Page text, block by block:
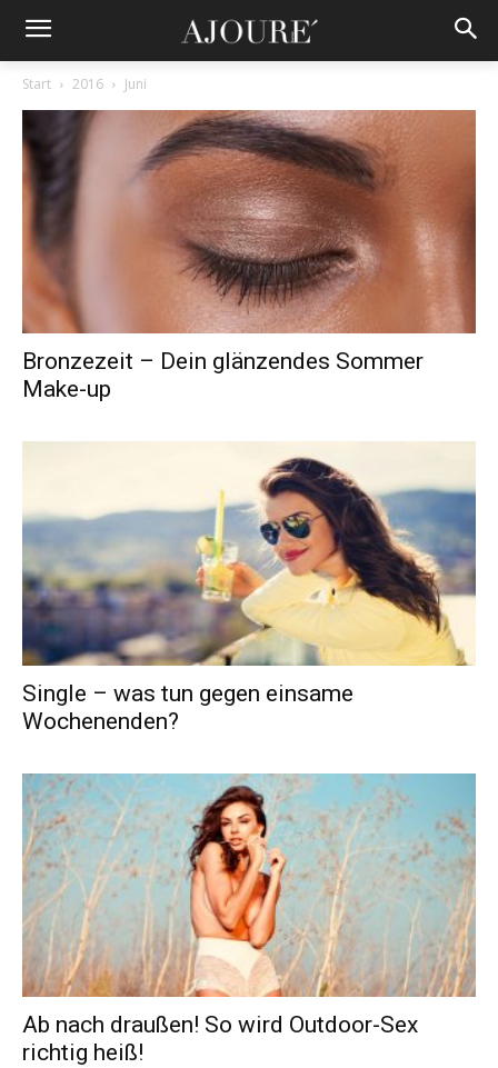
Start 2016 Juni
Bronzezeit – Dein glänzendes Sommer
Make-up
Single – was tun gegen einsame
Wochenenden?
Ab nach draußen! So wird Outdoor-Sex
richtig heiß!